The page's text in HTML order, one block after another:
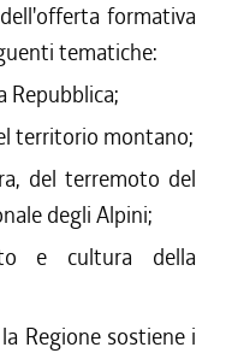
formativa
tematiche:
Repubblica;
territorio montano;
del terremoto del
degli Alpini;
e cultura della
Regione sostiene i